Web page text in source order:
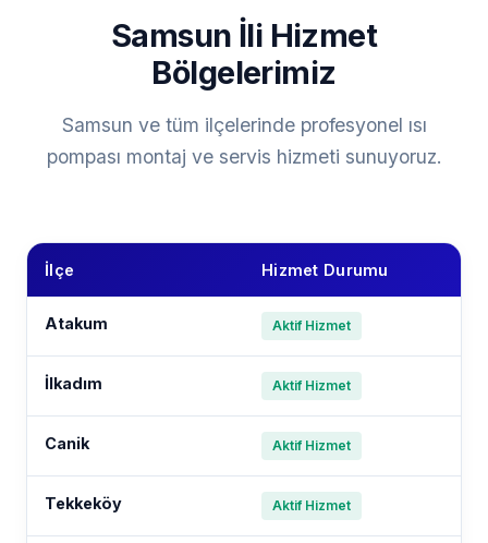
Samsun İli Hizmet
Bölgelerimiz
Samsun ve tüm ilçelerinde profesyonel ısı
pompası montaj ve servis hizmeti sunuyoruz.
İlçe Hizmet Durumu
Atakum Aktif Hizmet
İlkadım Aktif Hizmet
Canik Aktif Hizmet
Tekkeköy Aktif Hizmet